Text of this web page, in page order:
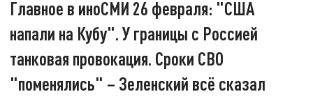
Главное в иноСМИ 26 февраля: "США
напали на Кубу". У границы с Россией
танковая провокация. Сроки СВО
"поменялись" – Зеленский всё сказал